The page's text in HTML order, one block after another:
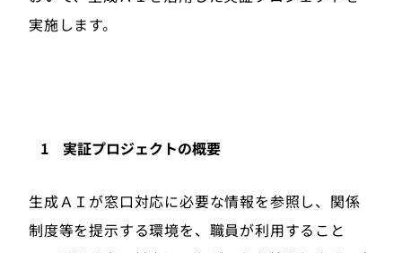
実施します。
1 実証プロジェクトの概要
生成ＡＩが窓口対応に必要な情報を参照し、関係
制度等を提示する環境を、職員が利用すること